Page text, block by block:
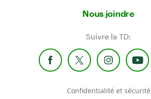
Nous joindre
Suivre la TD:
Confidentialité et sécurité